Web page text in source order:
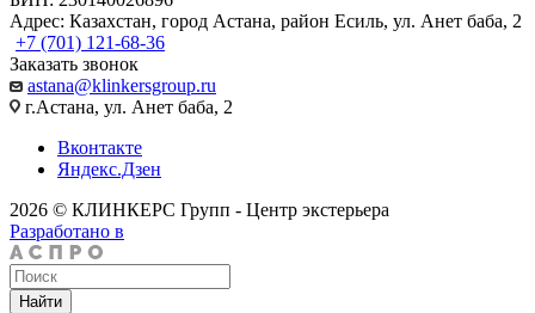
Адрес: Казахстан, город Астана, район Есиль, ул. Анет баба, 2
+7 (701) 121-68-36
Заказать звонок
astana@klinkersgroup.ru
г.Астана, ул. Анет баба, 2
Вконтакте
Яндекс.Дзен
2026 © КЛИНКЕРС Групп - Центр экстерьера
Разработано в
Найти